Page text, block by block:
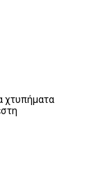
χτυπήματα